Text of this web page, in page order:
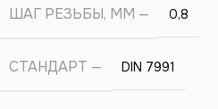
ШАГ РЕЗЬБЫ, ММ 0,8
СТАНДАРТ DIN 7991